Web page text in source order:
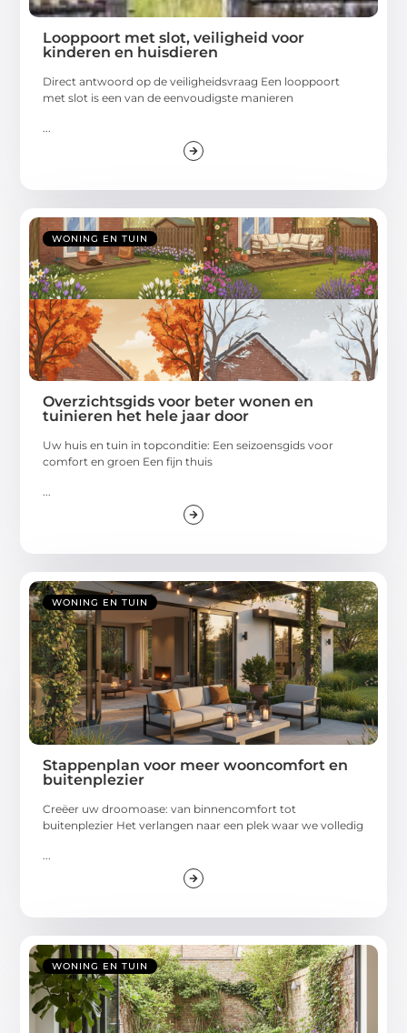
Looppoort met slot, veiligheid voor
kinderen en huisdieren
Direct antwoord op de veiligheidsvraag Een looppoort
met slot is een van de eenvoudigste manieren
WONING EN TUIN
Overzichtsgids voor beter wonen en
tuinieren het hele jaar door
Uw huis en tuin in topconditie: Een seizoensgids voor
comfort en groen Een fijn thuis
WONING EN TUIN
Stappenplan voor meer wooncomfort en
buitenplezier
Creëer uw droomoase: van binnencomfort tot
buitenplezier Het verlangen naar een plek waar we volledig
WONING EN TUIN